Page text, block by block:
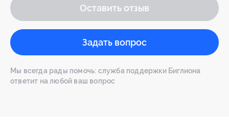
Оставить отзыв
Задать вопрос
Мы всегда рады помочь: служба поддержки Биглиона
ответит на любой ваш вопрос